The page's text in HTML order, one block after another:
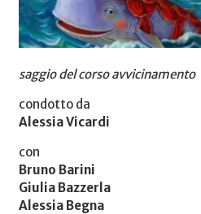
saggio del corso avvicinamento
condotto da
Alessia Vicardi
con
Bruno Barini
Giulia Bazzerla
Alessia Begna